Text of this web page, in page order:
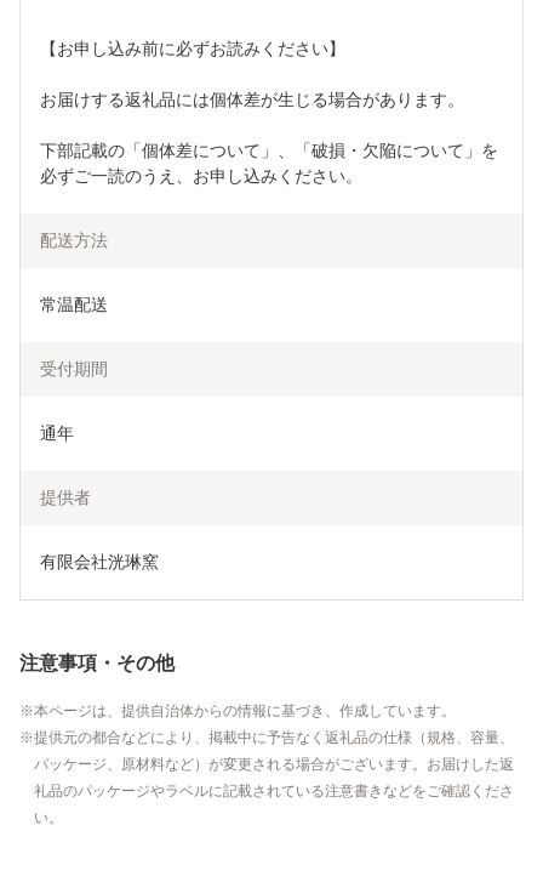
【お申し込み前に必ずお読みください】
お届けする返礼品には個体差が生じる場合があります。
下部記載の「個体差について」、「破損・欠陥について」を
必ずご一読のうえ、お申し込みください。
配送方法
常温配送
受付期間
通年
提供者
有限会社洸琳窯
注意事項・その他
本ページは、提供自治体からの情報に基づき、作成しています。
提供元の都合などにより、掲載中に予告なく返礼品の仕様（規格、容量、
パッケージ、原材料など）が変更される場合がございます。お届けした返
礼品のパッケージやラベルに記載されている注意書きなどをご確認くださ
い。